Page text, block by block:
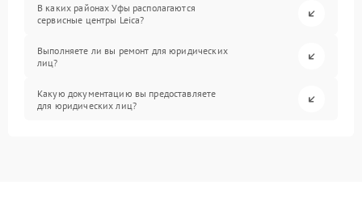
В каких районах Уфы располагаются
сервисные центры Leica?
Выполняете ли вы ремонт для юридических
лиц?
Какую документацию вы предоставляете
для юридических лиц?